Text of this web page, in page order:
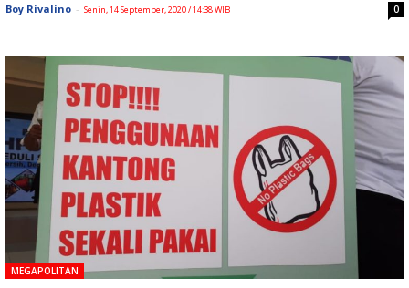
Boy Rivalino - Senin, 14 September, 2020 / 14:38 WIB 0
MEGAPOLITAN